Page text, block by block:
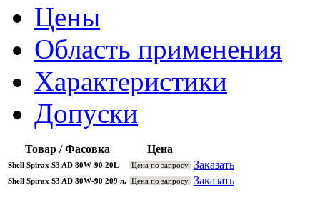
Цены
Область применения
Характеристики
Допуски
Товар / Фасовка Цена
Shell Spirax S3 AD 80W-90 20L Цена по запросу Заказать
Shell Spirax S3 AD 80W-90 209 л. Цена по запросу Заказать